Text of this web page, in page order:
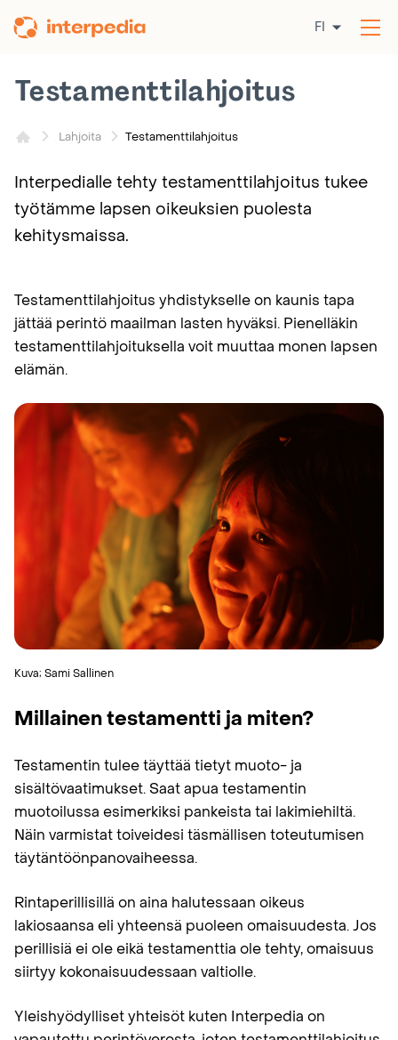
sisältöön
FI
Lahjoita Testamenttilahjoitus
Testamenttilahjoitus
Interpedialle tehty testamenttilahjoitus tukee
työtämme lapsen oikeuksien puolesta
kehitysmaissa.
Testamenttilahjoitus yhdistykselle on kaunis tapa
jättää perintö maailman lasten hyväksi. Pienelläkin
testamenttilahjoituksella voit muuttaa monen lapsen
elämän.
Kuva; Sami Sallinen
Millainen testamentti ja miten?
Testamentin tulee täyttää tietyt muoto- ja
sisältövaatimukset. Saat apua testamentin
muotoilussa esimerkiksi pankeista tai lakimiehiltä.
Näin varmistat toiveidesi täsmällisen toteutumisen
täytäntöönpanovaiheessa.
Rintaperillisillä on aina halutessaan oikeus
lakiosaansa eli yhteensä puoleen omaisuudesta. Jos
perillisiä ei ole eikä testamenttia ole tehty, omaisuus
siirtyy kokonaisuudessaan valtiolle.
Yleishyödylliset yhteisöt kuten Interpedia on